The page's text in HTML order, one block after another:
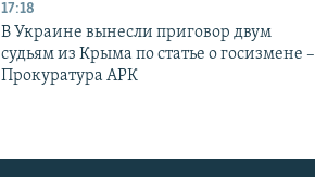
17:18
В Украине вынесли приговор двум
судьям из Крыма по статье о госизмене –
Прокуратура АРК